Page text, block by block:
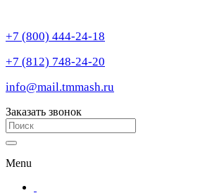
+7 (800) 444-24-18
+7 (812) 748-24-20
info@mail.tmmash.ru
Заказать звонок
Menu